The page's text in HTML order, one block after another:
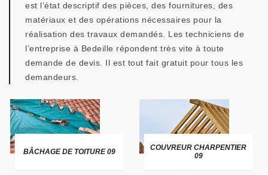
est l’état descriptif des pièces, des fournitures, des
matériaux et des opérations nécessaires pour la
réalisation des travaux demandés. Les techniciens de
l’entreprise à Bedeille répondent très vite à toute
demande de devis. Il est tout fait gratuit pour tous les
demandeurs.
BÂCHAGE DE TOITURE 09
COUVREUR CHARPENTIER
09